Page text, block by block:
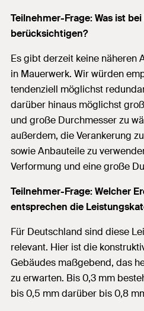
Teilnehmer-Frage: Was ist
berücksichtigen?
Es gibt derzeit keine näheren
in Mauerwerk. Wir würden
tendenziell möglichst
darüber hinaus möglichst
und große Durchmesser zu
außerdem, die Verankerung
sowie Anbauteile zu
Verformung und eine große
Teilnehmer-Frage: Welcher
entsprechen die
Für Deutschland sind diese
relevant. Hier ist die
Gebäudes maßgebend, das
zu erwarten. Bis 0,3 mm
bis 0,5 mm darüber bis 0,8